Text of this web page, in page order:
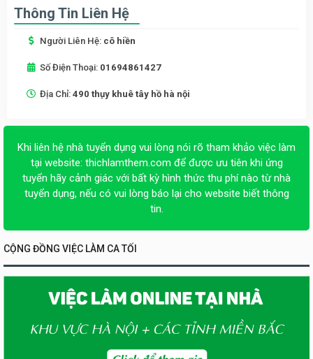
Thông Tin Liên Hệ
Người Liên Hệ: cô hiền
Số Điện Thoại: 01694861427
Địa Chỉ: 490 thụy khuê tây hồ hà nội
Khi liên hệ nhà tuyển dụng vui lòng nói rõ tham khảo việc làm
tại website: thichlamthem.com để được ưu tiên khi ứng
tuyển hãy cảnh giác với bất kỳ hình thức thu phí nào từ nhà
tuyển dụng, nếu có vui lòng báo lại cho website biết thông
tin.
CỘNG ĐỒNG VIỆC LÀM CA TỐI